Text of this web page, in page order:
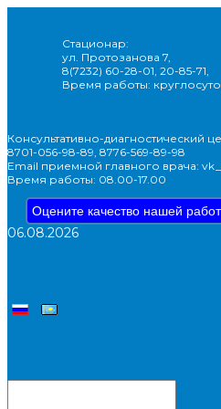
Стационар:
ул. Протозанова 7,
8(7232) 60-28-01, 20-85-71,
Время работы:
Консультативно-диагностический
8701-056-98-89, 8776-569-89-98
Email приемной главного врача:
Время работы: 08.00-17.00
Оцените качество нашей
06.08.2026